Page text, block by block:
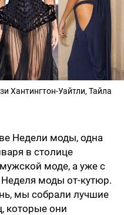
Хантингтон-Уайтли, Тайла
Недели моды, одна
в столице
моде, а уже с
моды от-кутюр.
мы собрали лучшие
которые они